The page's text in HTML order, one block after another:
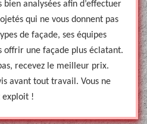
bien analysées afin d’effectuer
qui ne vous donnent pas
de façade, ses équipes
offrir une façade plus éclatant.
recevez le meilleur prix.
avant tout travail. Vous ne
exploit !